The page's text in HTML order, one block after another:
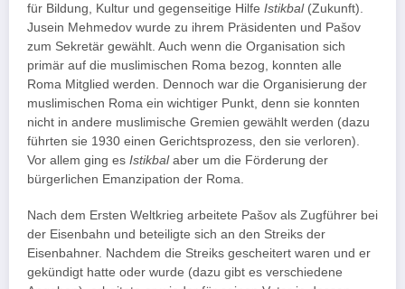
für Bildung, Kultur und gegenseitige Hilfe Istikbal(Zukunft).
Jusein Mehmedov wurde zu ihrem Präsidenten und Pašov
zum Sekretär gewählt. Auch wenn die Organisation sich
primär auf die muslimischen Roma bezog, konnten alle
Roma Mitglied werden. Dennoch war die Organisierung der
muslimischen Roma ein wichtiger Punkt, denn sie konnten
nicht in andere muslimische Gremien gewählt werden (dazu
führten sie 1930 einen Gerichtsprozess, den sie verloren).
Vor allem ging es Istikbal aber um die Förderung der
bürgerlichen Emanzipation der Roma.
Nach dem Ersten Weltkrieg arbeitete Pašov als Zugführer bei
der Eisenbahn und beteiligte sich an den Streiks der
Eisenbahner. Nachdem die Streiks gescheitert waren und er
gekündigt hatte oder wurde (dazu gibt es verschiedene